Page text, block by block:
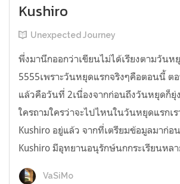
Kushiro
Unexpected Journey
พึ่งมานึกออกว่าเขียนไม่ได้เรียงตามวันห
5555เพราะวันหยุดแรกจริงๆคือตอนนี้ ต
แล้วคือวันที่ 2เนื่องจากก่อนถึงวันหยุดก็ยุ่
ใครถามใครว่าจะไปไหนในวันหยุดแรกเร
Kushiro อยู่แล้ว จากที่เตรียมข้อมูลมาก่อ
Kushiro มีอุทยานอนุรักษ์นกกระเรียนหล
VaSiMo